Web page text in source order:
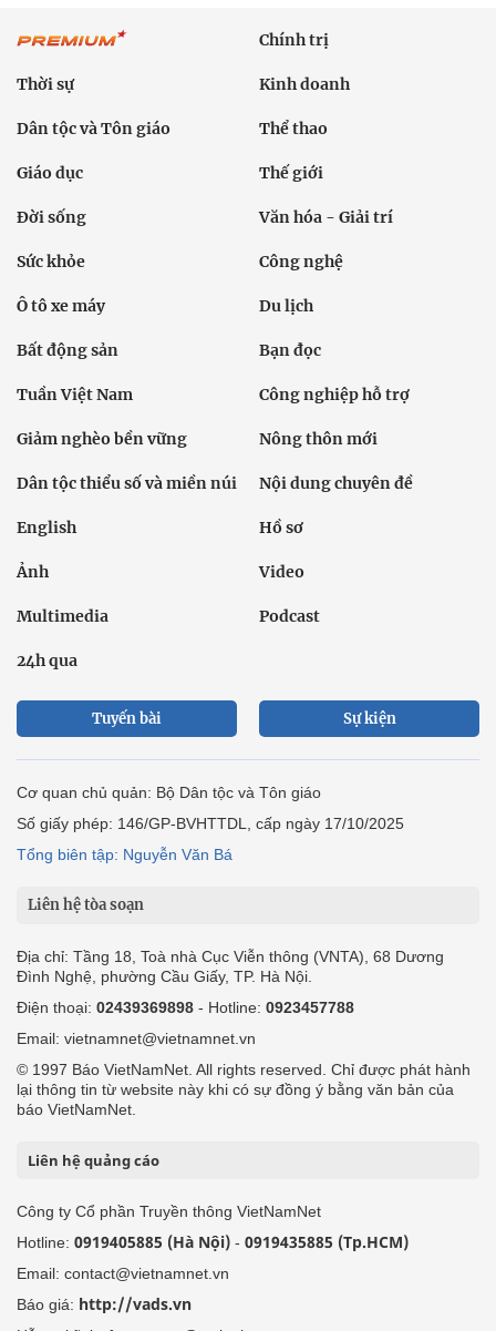
Chính trị
Thời sự Kinh doanh
Dân tộc và Tôn giáo Thể thao
Giáo dục Thế giới
Đời sống Văn hóa - Giải trí
Sức khỏe Công nghệ
Ô tô xe máy Du lịch
Bất động sản Bạn đọc
Tuần Việt Nam Công nghiệp hỗ trợ
Giảm nghèo bền vững Nông thôn mới
Dân tộc thiểu số và miền núi Nội dung chuyên đề
English Hồ sơ
Ảnh Video
Multimedia Podcast
24h qua
Tuyến bài Sự kiện
Cơ quan chủ quản: Bộ Dân tộc và Tôn giáo
Số giấy phép: 146/GP-BVHTTDL, cấp ngày 17/10/2025
Tổng biên tập: Nguyễn Văn Bá
Liên hệ tòa soạn
Địa chỉ: Tầng 18, Toà nhà Cục Viễn thông (VNTA), 68 Dương
Đình Nghệ, phường Cầu Giấy, TP. Hà Nội.
Điện thoại: 02439369898 - Hotline: 0923457788
Email: vietnamnet@vietnamnet.vn
© 1997 Báo VietNamNet. All rights reserved. Chỉ được phát hành
lại thông tin từ website này khi có sự đồng ý bằng văn bản của
báo VietNamNet.
Liên hệ quảng cáo
Công ty Cổ phần Truyền thông VietNamNet
Hotline: 0919405885 (Hà Nội) - 0919435885 (Tp.HCM)
Email: contact@vietnamnet.vn
Báo giá: http://vads.vn